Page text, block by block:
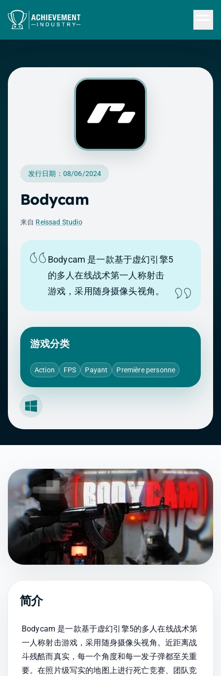
发行日期：08/06/2024
Bodycam
来自 Reissad Studio
Bodycam 是一款基于虚幻引擎5
的多人在线战术第一人称射击
游戏，采用随身摄像头视角。
游戏分类
Action FPS Payant Première personne
Windows
简介
Bodycam 是一款基于虚幻引擎5的多人在线战术第
一人称射击游戏，采用随身摄像头视角。近距离战
斗残酷而真实，每一个角度和每一发子弹都至关重
要。在照片级写实的地图上进行死亡竞赛、团队竞